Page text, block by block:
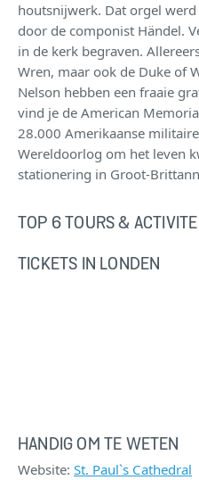
houtsnijwerk. Dat orgel
door de componist Händel.
in de kerk begraven.
Wren, maar ook de Duke of
Nelson hebben een fraaie
vind je de American
28.000 Amerikaanse
Wereldoorlog om het leven
stationering in Groot-
TOP 6 TOURS &
TICKETS IN LONDEN
HANDIG OM TE WETEN
Website: St. Paul`s Cathedral